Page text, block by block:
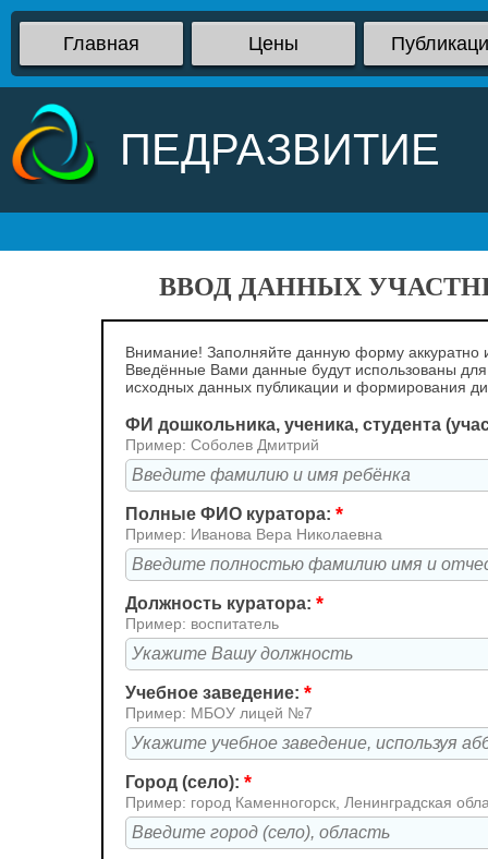
Главная Цены
ПЕДРАЗВИТИЕ
ВВОД ДАННЫХ
Внимание! Заполняйте данную форму аккуратно
Введённые Вами данные будут использованы
исходных данных публикации и формирования
ФИ дошкольника, ученика, студента
Пример: Соболев Дмитрий
Полные ФИО куратора: *
Пример: Иванова Вера Николаевна
Должность куратора: *
Пример: воспитатель
Учебное заведение: *
Пример: МБОУ лицей №7
Город (село): *
Пример: город Каменногорск, Ленинградская